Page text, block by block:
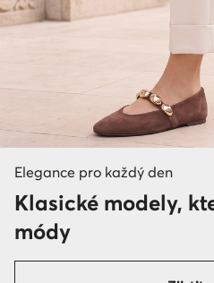
Elegance pro každý den
Klasické modely,
módy